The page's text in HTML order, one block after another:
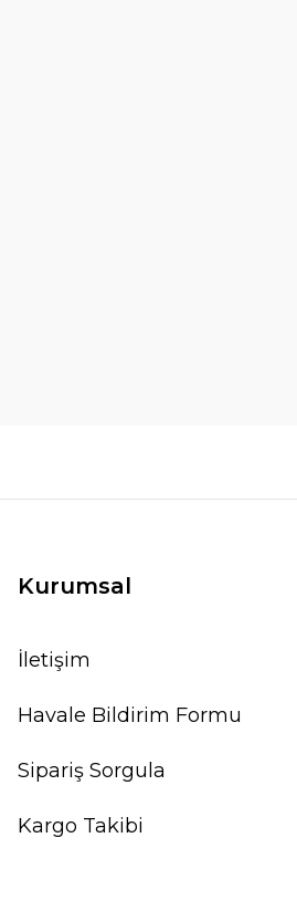
Kurumsal
İletişim
Havale Bildirim Formu
Sipariş Sorgula
Kargo Takibi